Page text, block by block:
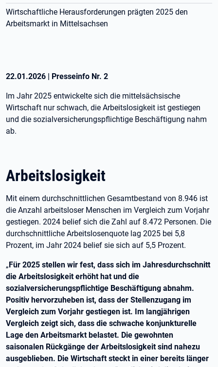
Wirtschaftliche Herausforderungen prägten 2025 den
Arbeitsmarkt in Mittelsachsen
22.01.2026 | Presseinfo Nr. 2
Im Jahr 2025 entwickelte sich die mittelsächsische
Wirtschaft nur schwach, die Arbeitslosigkeit ist gestiegen
und die sozialversicherungspflichtige Beschäftigung nahm
ab.
Arbeitslosigkeit
Mit einem durchschnittlichen Gesamtbestand von 8.946 ist
die Anzahl arbeitsloser Menschen im Vergleich zum Vorjahr
gestiegen. 2024 belief sich die Zahl auf 8.472 Personen. Die
durchschnittliche Arbeitslosenquote lag 2025 bei 5,8
Prozent, im Jahr 2024 belief sie sich auf 5,5 Prozent.
„Für 2025 stellen wir fest, dass sich im Jahresdurchschnitt
die Arbeitslosigkeit erhöht hat und die
sozialversicherungspflichtige Beschäftigung abnahm.
Positiv hervorzuheben ist, dass der Stellenzugang im
Vergleich zum Vorjahr gestiegen ist. Im langjährigen
Vergleich zeigt sich, dass die schwache konjunkturelle
Lage den Arbeitsmarkt belastet. Die gewohnten
saisonalen Rückgänge der Arbeitslosigkeit sind nahezu
ausgeblieben. Die Wirtschaft steckt in einer bereits länger